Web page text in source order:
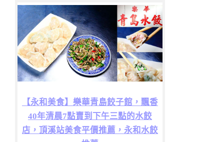
【永和美食】樂華青島餃子館，飄香
40年清晨7點賣到下午三點的水餃
店，頂溪站美食平價推薦，永和水餃